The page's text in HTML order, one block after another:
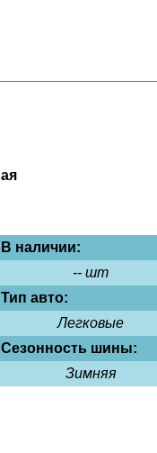
В наличии:
-- шт
Тип авто:
Легковые
Сезонность шины:
Зимняя